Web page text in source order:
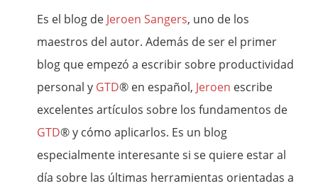
Es el blog de Jeroen Sangers, uno de los
maestros del autor. Además de ser el primer
blog que empezó a escribir sobre productividad
personal y GTD® en español, Jeroen escribe
excelentes artículos sobre los fundamentos de
GTD® y cómo aplicarlos. Es un blog
especialmente interesante si se quiere estar al
día sobre las últimas herramientas orientadas a